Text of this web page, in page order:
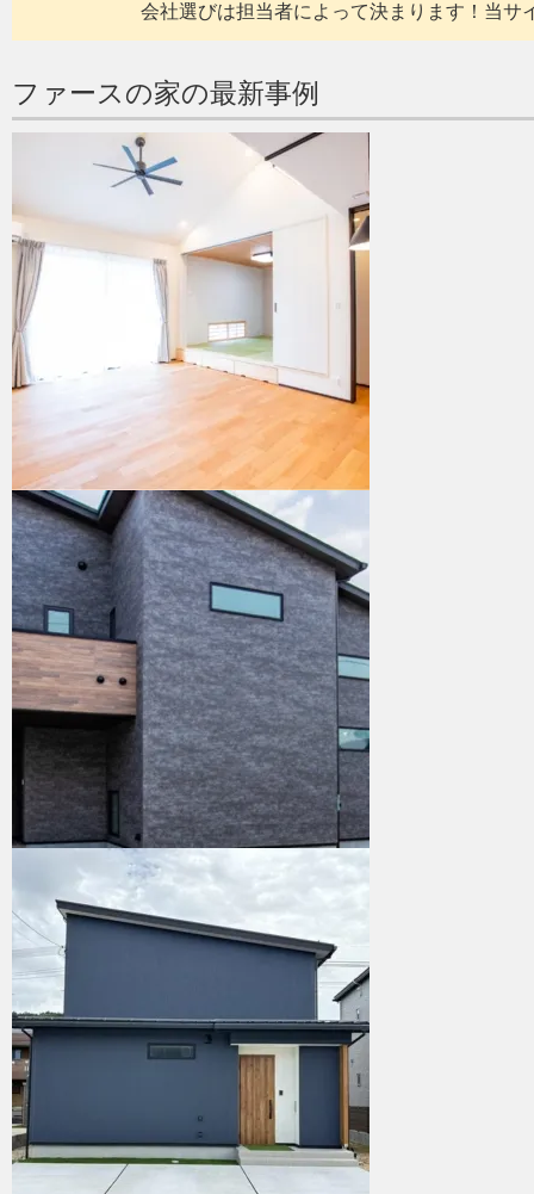
会社選びは担当者によって決まります！当サ
ファースの家の最新事例